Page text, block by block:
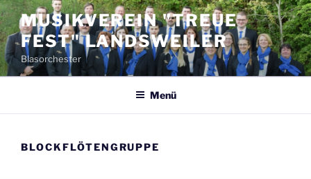
Zum
Inhalt
springen
MUSIKVEREIN "TREUE
FEST" LANDSWEILER
Blasorchester
Menü
BLOCKFLÖTENGRUPPE